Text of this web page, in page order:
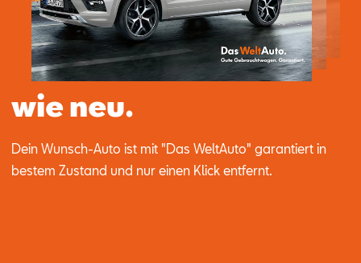
wie neu.
Dein Wunsch-Auto ist mit "Das Welt­Au­to" ga­ran­tiert in
bes­tem Zu­stand und nur ei­nen Klick ent­fernt.​